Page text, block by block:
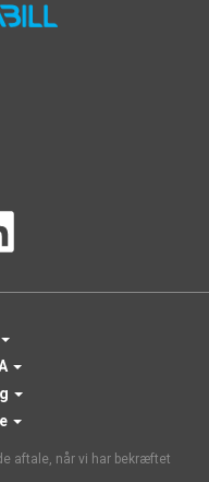
aftale, når vi har bekræftet